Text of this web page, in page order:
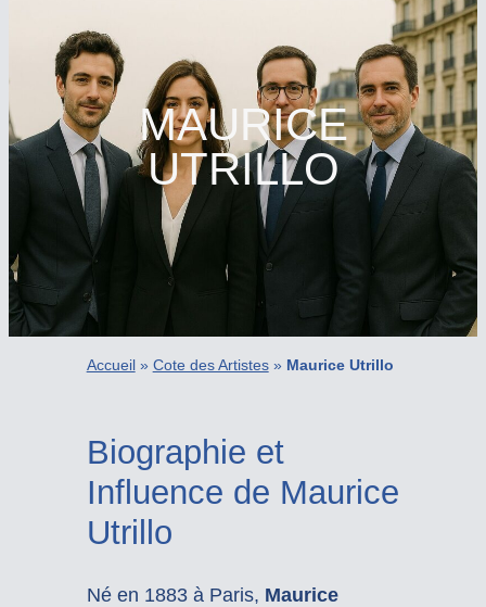
MAURICE
UTRILLO
Accueil» Cote des Artistes» Maurice Utrillo
Biographie et
Influence de Maurice
Utrillo
Né en 1883 à Paris, Maurice